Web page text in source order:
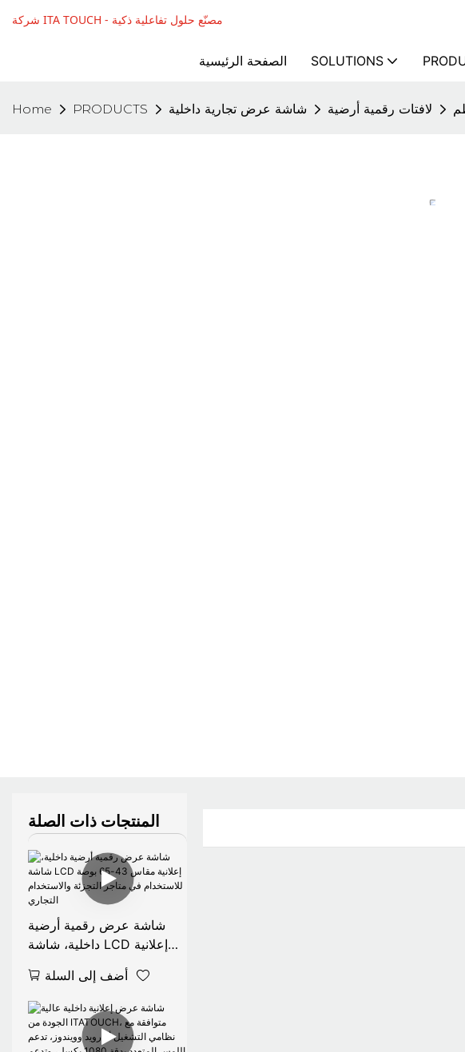
شركة ITA TOUCH - مصنّع حلول تفاعلية ذكية
الصفحة الرئيسية SOLUTIONS
Home PRODUCTS شاشة عرض تجارية داخلية لافتات رقمية أرضية
المنتجات ذات الصلة
شاشة عرض رقمية أرضية
داخلية، شاشة LCD إعلانية
للاستخدام في متاجر التجزئة
والاستخدام التجاري
أضف إلى السلة